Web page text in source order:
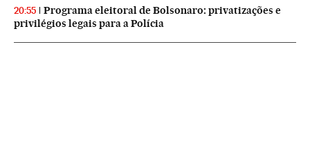
20:55
Programa eleitoral de Bolsonaro: privatizações e
privilégios legais para a Polícia